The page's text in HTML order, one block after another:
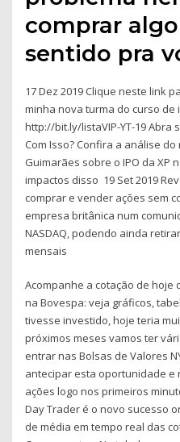
comprar
sentido pra
17 Dez 2019 Clique neste link
minha nova turma do curso de
http://bit.ly/listaVIP-YT-19 Abra
Com Isso? Confira a análise
Guimarães sobre o IPO da XP
impactos disso 19 Set 2019
comprar e vender ações sem
empresa britânica num
NASDAQ, podendo ainda
mensais
Acompanhe a cotação de hoje
na Bovespa: veja gráficos,
tivesse investido, hoje teria
próximos meses vamos ter
entrar nas Bolsas de Valores
antecipar esta oportunidade
ações logo nos primeiros
Day Trader é o novo sucesso
de média em tempo real das